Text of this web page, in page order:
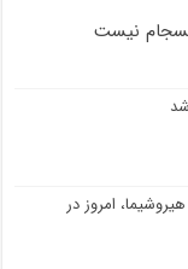
نیست
امروز در